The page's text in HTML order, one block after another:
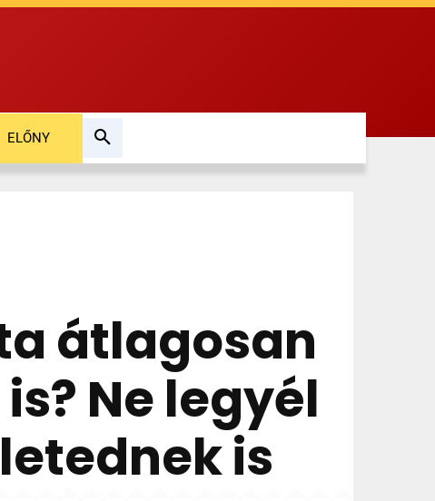
ELŐNY
átlagosan
Ne legyél
is